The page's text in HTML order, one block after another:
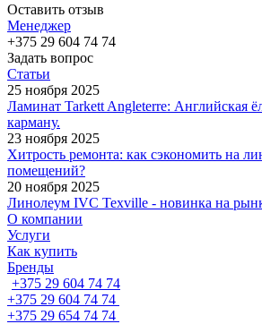
Оставить отзыв
Менеджер
+375 29 604 74 74
Задать вопрос
Статьи
25 ноября 2025
Ламинат Tarkett Angleterre: Английская
карману.
23 ноября 2025
Хитрость ремонта: как сэкономить на
помещений?
20 ноября 2025
Линолеум IVC Texville - новинка на
О компании
Услуги
Как купить
Бренды
+375 29 604 74 74
+375 29 604 74 74
+375 29 654 74 74